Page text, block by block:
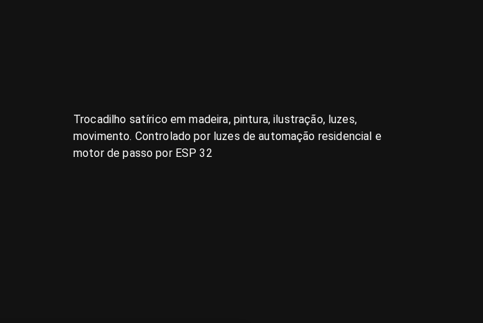
Trocadilho satírico em madeira, pintura, ilustração, luzes,
movimento. Controlado por luzes de automação residencial e
motor de passo por ESP 32